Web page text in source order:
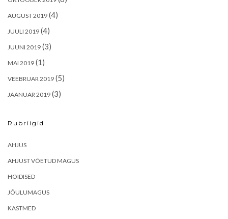
AUGUST 2019 (4)
JUULI 2019 (4)
JUUNI 2019 (3)
MAI 2019 (1)
VEEBRUAR 2019 (5)
JAANUAR 2019 (3)
Rubriigid
AHJUS
AHJUST VÕETUD MAGUS
HOIDISED
JÕULUMAGUS
KASTMED